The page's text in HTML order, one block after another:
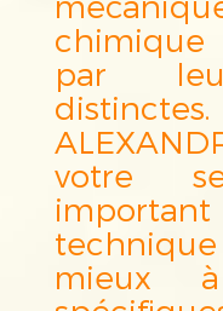
par
distinctes.
votre
mieux